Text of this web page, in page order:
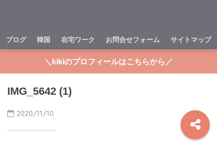
ブログ 韓国 在宅ワーク お問合せフォーム サイトマップ
＼kikiのプロフィールはこちらから／
IMG_5642 (1)
2020/11/10